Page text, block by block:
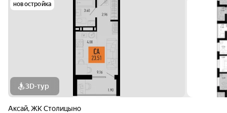
новостройка
3D-тур
Аксай,ЖК Столицыно